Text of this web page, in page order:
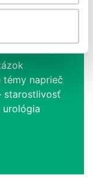
naprieč
starostlivosť
urológia